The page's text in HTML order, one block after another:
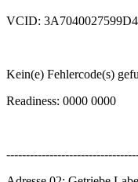
VCID:
Kein(e) Fehlercode(s)
Readiness: 0000 0000